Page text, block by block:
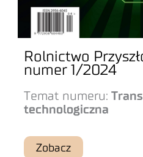
Rolnictwo
numer 1/2024
Temat numeru:
technologiczna
Zobacz